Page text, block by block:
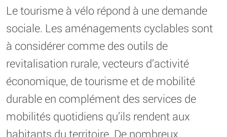
Le tourisme à vélo répond à une demande
sociale. Les aménagements cyclables sont
à considérer comme des outils de
revitalisation rurale, vecteurs d’activité
économique, de tourisme et de mobilité
durable en complément des services de
mobilités quotidiens qu’ils rendent aux
habitants du territoire. De nombreux